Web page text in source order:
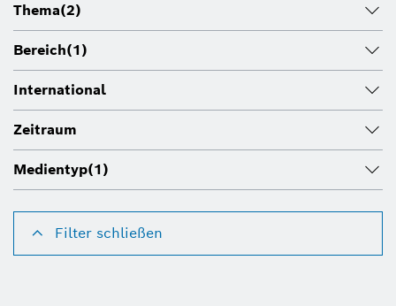
Thema(2)
Bereich(1)
International
Zeitraum
Medientyp(1)
Filter schließen